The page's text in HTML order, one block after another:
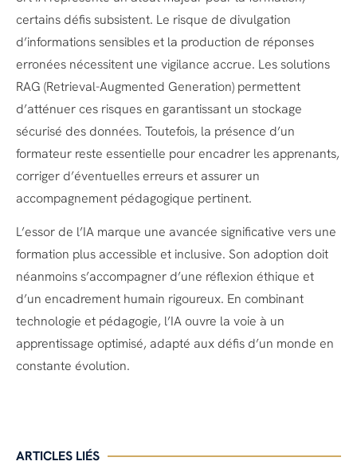
certains défis subsistent. Le risque de divulgation
d’informations sensibles et la production de réponses
erronées nécessitent une vigilance accrue. Les solutions
RAG (Retrieval-Augmented Generation) permettent
d’atténuer ces risques en garantissant un stockage
sécurisé des données. Toutefois, la présence d’un
formateur reste essentielle pour encadrer les apprenants,
corriger d’éventuelles erreurs et assurer un
accompagnement pédagogique pertinent.
L’essor de l’IA marque une avancée significative vers une
formation plus accessible et inclusive. Son adoption doit
néanmoins s’accompagner d’une réflexion éthique et
d’un encadrement humain rigoureux. En combinant
technologie et pédagogie, l’IA ouvre la voie à un
apprentissage optimisé, adapté aux défis d’un monde en
constante évolution.
ARTICLES LIÉS